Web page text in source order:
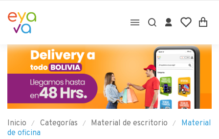

Inicio Categorías Material de escritorio
Material
de oficina